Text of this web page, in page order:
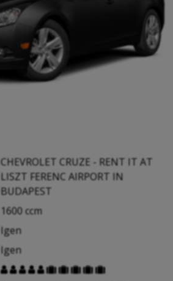
CHEVROLET CRUZE - RENT IT AT
LISZT FERENC AIRPORT IN
BUDAPEST
1600 ccm
Igen
Igen
         